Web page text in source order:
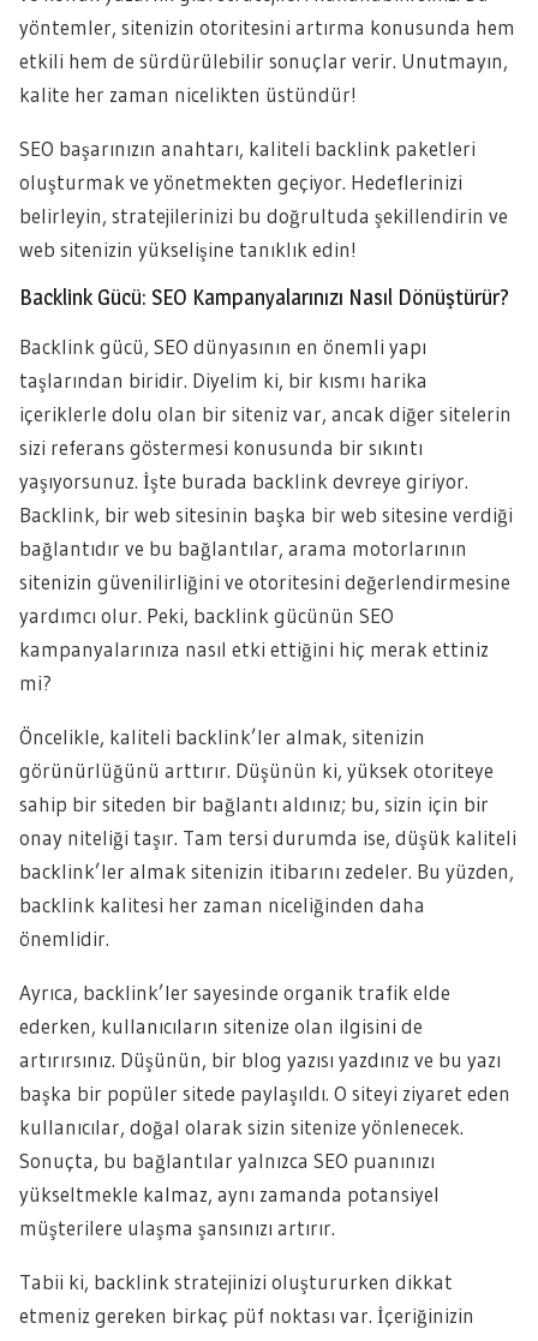
yöntemler, sitenizin otoritesini artırma konusunda hem
etkili hem de sürdürülebilir sonuçlar verir. Unutmayın,
kalite her zaman nicelikten üstündür!
SEO başarınızın anahtarı, kaliteli backlink paketleri
oluşturmak ve yönetmekten geçiyor. Hedeflerinizi
belirleyin, stratejilerinizi bu doğrultuda şekillendirin ve
web sitenizin yükselişine tanıklık edin!
Backlink Gücü: SEO Kampanyalarınızı Nasıl Dönüştürür?
Backlink gücü, SEO dünyasının en önemli yapı
taşlarından biridir. Diyelim ki, bir kısmı harika
içeriklerle dolu olan bir siteniz var, ancak diğer sitelerin
sizi referans göstermesi konusunda bir sıkıntı
yaşıyorsunuz. İşte burada backlink devreye giriyor.
Backlink, bir web sitesinin başka bir web sitesine verdiği
bağlantıdır ve bu bağlantılar, arama motorlarının
sitenizin güvenilirliğini ve otoritesini değerlendirmesine
yardımcı olur. Peki, backlink gücünün SEO
kampanyalarınıza nasıl etki ettiğini hiç merak ettiniz
mi?
Öncelikle, kaliteli backlink’ler almak, sitenizin
görünürlüğünü arttırır. Düşünün ki, yüksek otoriteye
sahip bir siteden bir bağlantı aldınız; bu, sizin için bir
onay niteliği taşır. Tam tersi durumda ise, düşük kaliteli
backlink’ler almak sitenizin itibarını zedeler. Bu yüzden,
backlink kalitesi her zaman niceliğinden daha
önemlidir.
Ayrıca, backlink’ler sayesinde organik trafik elde
ederken, kullanıcıların sitenize olan ilgisini de
artırırsınız. Düşünün, bir blog yazısı yazdınız ve bu yazı
başka bir popüler sitede paylaşıldı. O siteyi ziyaret eden
kullanıcılar, doğal olarak sizin sitenize yönlenecek.
Sonuçta, bu bağlantılar yalnızca SEO puanınızı
yükseltmekle kalmaz, aynı zamanda potansiyel
müşterilere ulaşma şansınızı artırır.
Tabii ki, backlink stratejinizi oluştururken dikkat
etmeniz gereken birkaç püf noktası var. İçeriğinizin